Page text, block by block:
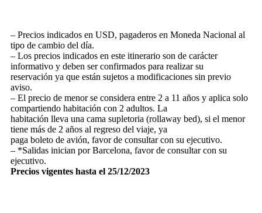
– Precios indicados en USD, pagaderos en Moneda Nacional al
tipo de cambio del día.
– Los precios indicados en este itinerario son de carácter
informativo y deben ser confirmados para realizar su
reservación ya que están sujetos a modificaciones sin previo
aviso.
– El precio de menor se considera entre 2 a 11 años y aplica solo
compartiendo habitación con 2 adultos. La
habitación lleva una cama supletoria (rollaway bed), si el menor
tiene más de 2 años al regreso del viaje, ya
paga boleto de avión, favor de consultar con su ejecutivo.
– *Salidas inician por Barcelona, favor de consultar con su
ejecutivo.
Precios vigentes hasta el 25/12/2023